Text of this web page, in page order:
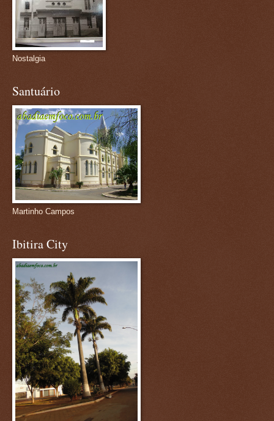
Nostalgia
Santuário
Martinho Campos
Ibitira City